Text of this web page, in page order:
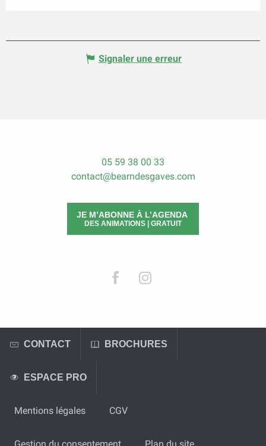
Signaler une erreur
05 59 38 00 33
contact@bearndesgaves.com
JE M’ABONNE À L’AGENDA
DES ANIMATIONS | GRATUIT
CONTACT BROCHURES
ESPACE PRO
Mentions légales CGV